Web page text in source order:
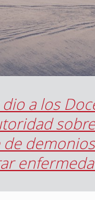
dio a los
de